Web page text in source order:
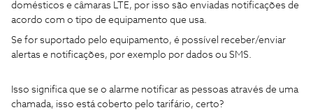
domésticos e câmaras LTE, por isso são enviadas notificações de
acordo com o tipo de equipamento que usa.
Se for suportado pelo equipamento, é possível receber/enviar
alertas e notificações, por exemplo por dados ou SMS.
Isso significa que se o alarme notificar as pessoas através de uma
chamada, isso está coberto pelo tarifário, certo?